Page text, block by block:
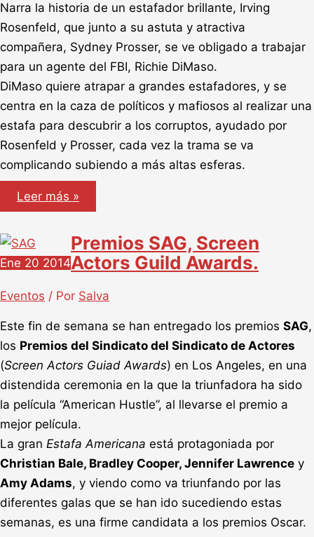
Narra la historia de un estafador brillante, Irving
Rosenfeld, que junto a su astuta y atractiva
compañera, Sydney Prosser, se ve obligado a trabajar
para un agente del FBI, Richie DiMaso.
DiMaso quiere atrapar a grandes estafadores, y se
centra en la caza de políticos y mafiosos al realizar una
estafa para descubrir a los corruptos, ayudado por
Rosenfeld y Prosser, cada vez la trama se va
complicando subiendo a más altas esferas.
La
gran
estafa
Leer más »
Ene 20 2014
Premios SAG, Screen
Actors Guild Awards.
Eventos / Por Salva
Este fin de semana se han entregado los premios SAG,
los Premios del Sindicato del Sindicato de Actores
(Screen Actors Guiad Awards) en Los Angeles, en una
distendida ceremonia en la que la triunfadora ha sido
la película “American Hustle”, al llevarse el premio a
mejor película.
La gran Estafa Americana está protagoniada por
Christian Bale, Bradley Cooper, Jennifer Lawrence y
Amy Adams, y viendo como va triunfando por las
diferentes galas que se han ido sucediendo estas
semanas, es una firme candidata a los premios Oscar.